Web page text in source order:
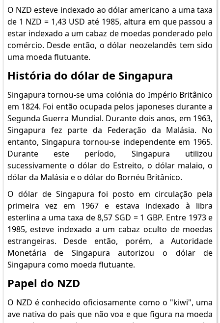
O NZD esteve indexado ao dólar americano a uma taxa
de 1 NZD = 1,43 USD até 1985, altura em que passou a
estar indexado a um cabaz de moedas ponderado pelo
comércio. Desde então, o dólar neozelandês tem sido
uma moeda flutuante.
História do dólar de Singapura
Singapura tornou-se uma colónia do Império Britânico
em 1824. Foi então ocupada pelos japoneses durante a
Segunda Guerra Mundial. Durante dois anos, em 1963,
Singapura fez parte da Federação da Malásia. No
entanto, Singapura tornou-se independente em 1965.
Durante este período, Singapura utilizou
sucessivamente o dólar do Estreito, o dólar malaio, o
dólar da Malásia e o dólar do Bornéu Britânico.
O dólar de Singapura foi posto em circulação pela
primeira vez em 1967 e estava indexado à libra
esterlina a uma taxa de 8,57 SGD = 1 GBP. Entre 1973 e
1985, esteve indexado a um cabaz oculto de moedas
estrangeiras. Desde então, porém, a Autoridade
Monetária de Singapura autorizou o dólar de
Singapura como moeda flutuante.
Papel do NZD
O NZD é conhecido oficiosamente como o "kiwi", uma
ave nativa do país que não voa e que figura na moeda